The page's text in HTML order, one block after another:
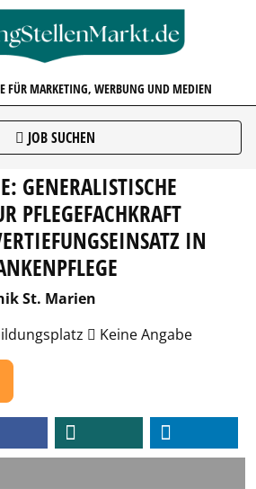
FÜR MARKETING, WERBUNG UND MEDIEN
JOB SUCHEN
GENERALISTISCHE
PFLEGEFACHKRAFT
IN
St. Marien
Keine Angabe